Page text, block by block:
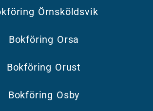
Örnsköldsvik
Bokföring Orsa
Bokföring Orust
Bokföring Osby